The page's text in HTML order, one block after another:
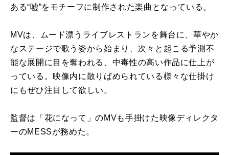
ある“嘘”をモチーフに制作された楽曲となっている。
MVは、ムード漂うライブレストランを舞台に、華やか
なステージで歌う姿から始まり、次々と起こる予測不
能な展開に目を奪われる、中毒性の高い作品に仕上が
っている。映像内に散りばめられている様々な仕掛け
にもぜひ注目して欲しい。
監督は「花になって」のMVも手掛けた映像ディレクタ
ーのMESSが務めた。